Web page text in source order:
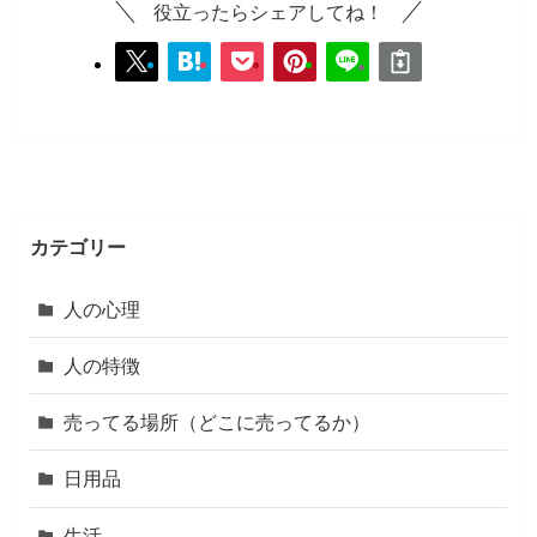
役立ったらシェアしてね！
カテゴリー
人の心理
人の特徴
売ってる場所（どこに売ってるか）
日用品